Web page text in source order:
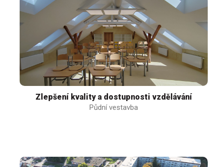
Zlepšení kvality a dostupnosti vzdělávání
Půdní vestavba